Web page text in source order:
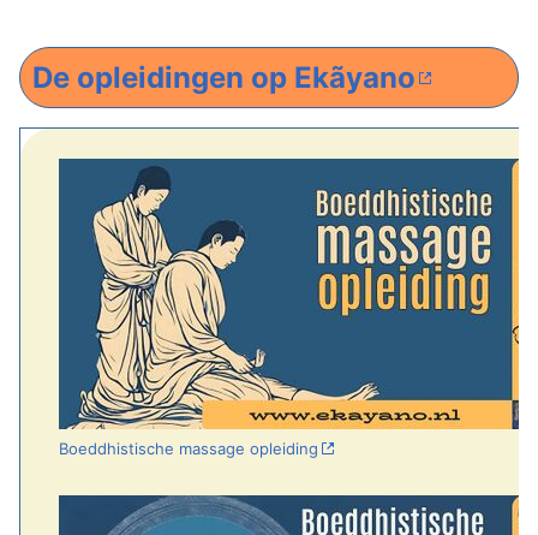
De opleidingen op Ekãyano
Boeddhistische massage opleiding